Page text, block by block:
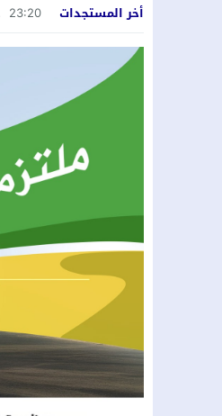
أخر المستجدات
23:20
20:26
20:18
17:55
14:40